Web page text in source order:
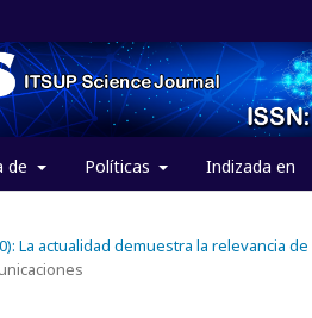
de Políticas Indizada en
La actualidad demuestra la relevancia